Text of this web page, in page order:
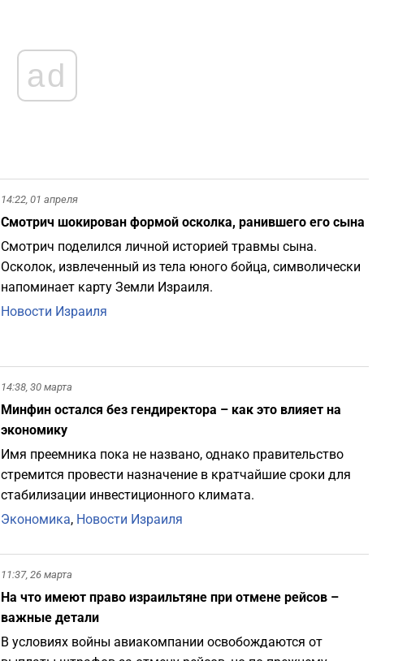
ad
14:22, 01 апреля
Смотрич шокирован формой осколка, ранившего его сына
Смотрич поделился личной историей травмы сына.
Осколок, извлеченный из тела юного бойца, символически
напоминает карту Земли Израиля.
Новости Израиля
14:38, 30 марта
Минфин остался без гендиректора – как это влияет на
экономику
Имя преемника пока не названо, однако правительство
стремится провести назначение в кратчайшие сроки для
стабилизации инвестиционного климата.
Экономика, Новости Израиля
11:37, 26 марта
На что имеют право израильтяне при отмене рейсов –
важные детали
В условиях войны авиакомпании освобождаются от